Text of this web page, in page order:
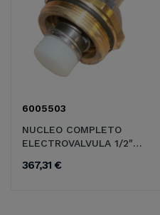
6005503
NUCLEO COMPLETO
ELECTROVALVULA 1/2"
367,31 €